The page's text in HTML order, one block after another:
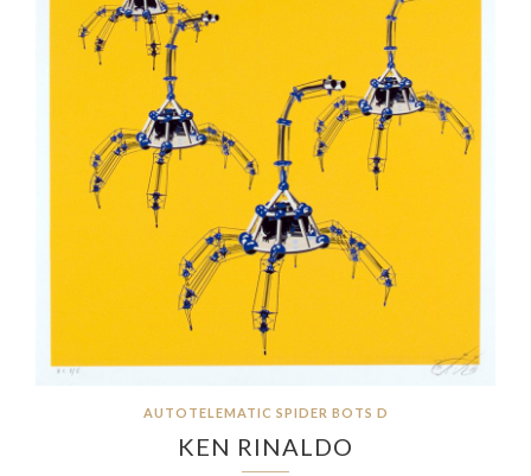
AUTOTELEMATIC SPIDER BOTS D
KEN RINALDO